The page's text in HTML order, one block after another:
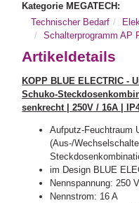
Kategorie MEGATECH:
Technischer Bedarf
Schalterprogramm AP
Artikeldetails
KOPP BLUE ELECTRIC -
Schuko-
senkrecht | 250V / 16A |
Aufputz-Feuchtraum
(Aus-/
im Design BLUE
Nennspannung: 250 V
Nennstrom: 16 A